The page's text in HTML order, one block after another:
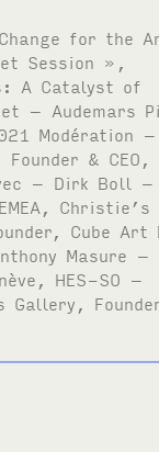
for the
Session »,
A Catalyst of
– Audemars
Modération –
& CEO,
– Dirk Boll –
Christie’s
Cube Art
Masure –
HES-SO –
Gallery,